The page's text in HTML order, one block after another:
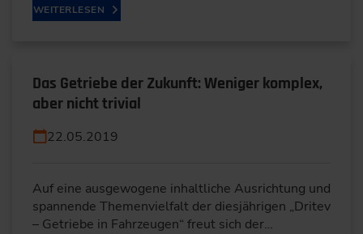
WEITERLESEN
Das Getriebe der Zukunft: Weniger komplex,
aber nicht trivial
22.05.2019
Auf eine ausgewogene inhaltliche Ausrichtung und
spannende Themenvielfalt der diesjährigen „Dritev
– Getriebe in Fahrzeugen“ freut sich der…